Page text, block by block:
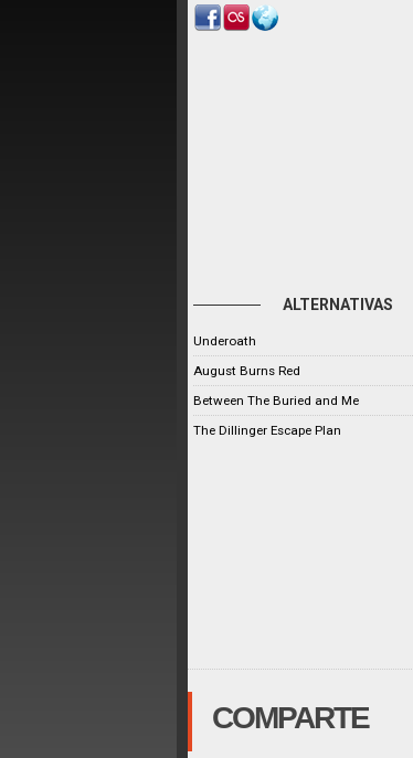
ALTERNATIVAS
Underoath
August Burns Red
Between The Buried and Me
The Dillinger Escape Plan
COMPARTE